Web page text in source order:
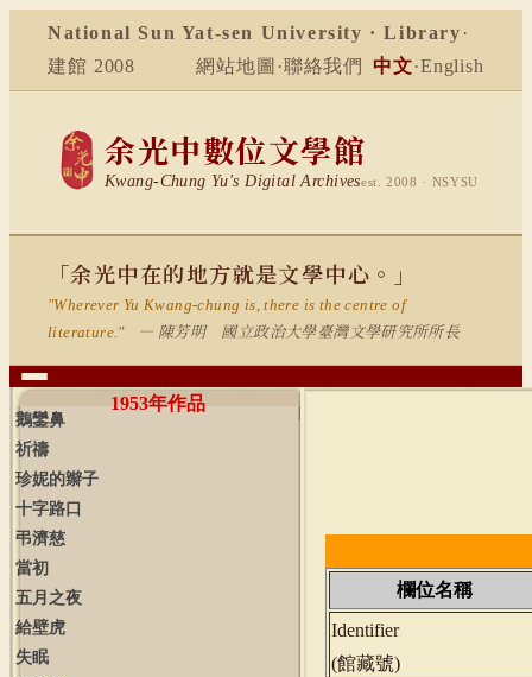
National Sun Yat-sen University · Library ·
建館 2008
網站地圖 ·聯絡我們 中文·English
余光中數位文學館
Kwang-Chung Yu's Digital Archivesest. 2008 · NSYSU
「余光中在的地方就是文學中心。」
"Wherever Yu Kwang-chung is, there is the centre of
literature."
— 陳芳明 國立政治大學臺灣文學研究所所長
1953年作品
鵝鑾鼻
祈禱
珍妮的辮子
十字路口
弔濟慈
當初
五月之夜
給壁虎
失眠
欄位名稱
Identifier
(館藏號)